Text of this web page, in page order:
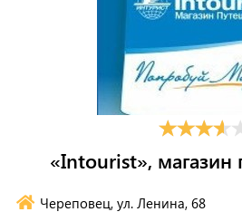
«Intourist», магазин
Череповец, ул. Ленина, 68